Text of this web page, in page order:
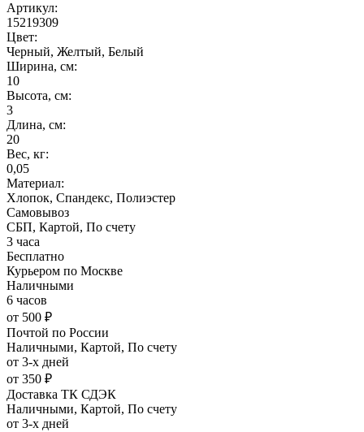
Артикул:
15219309
Цвет:
Черный, Желтый, Белый
Ширина, см:
10
Высота, см:
3
Длина, см:
20
Вес, кг:
0,05
Материал:
Хлопок, Спандекс, Полиэстер
Самовывоз
СБП, Картой, По счету
3 часа
Бесплатно
Курьером по Москве
Наличными
6 часов
от 500 ₽
Почтой по России
Наличными, Картой, По счету
от 3-х дней
от 350 ₽
Доставка ТК СДЭК
Наличными, Картой, По счету
от 3-х дней